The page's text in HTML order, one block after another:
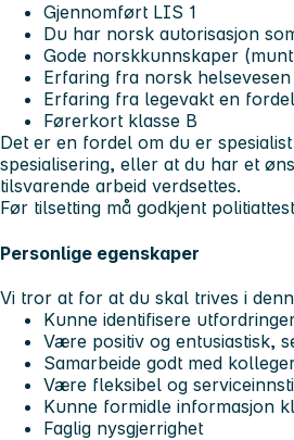
Gjennomført LIS 1
Du har norsk autorisasjon
Gode norskkunnskaper
Erfaring fra norsk helsevesen
Erfaring fra legevakt en fordel
Førerkort klasse B
Det er en fordel om du er
spesialisering, eller at du har et
tilsvarende arbeid verdsettes.
Før tilsetting må godkjent
Personlige egenskaper
Vi tror at for at du skal trives i
Kunne identifisere
Være positiv og entusiastisk,
Samarbeide godt med
Være fleksibel og
Kunne formidle informasjon
Faglig nysgjerrighet